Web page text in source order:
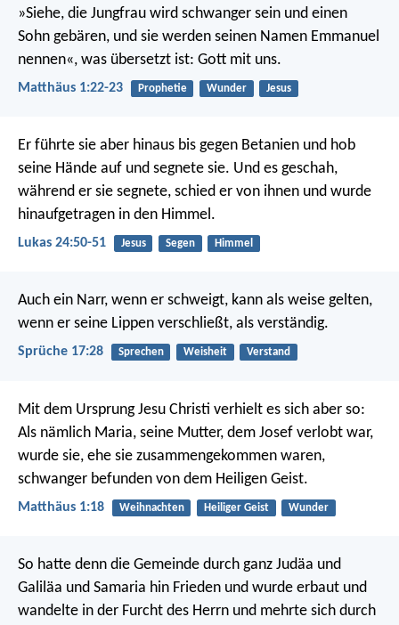
»Siehe, die Jungfrau wird schwanger sein und einen
Sohn gebären, und sie werden seinen Namen Emmanuel
nennen«, was übersetzt ist: Gott mit uns.
Matthäus 1:22-23 Prophetie Wunder Jesus
Er führte sie aber hinaus bis gegen Betanien und hob
seine Hände auf und segnete sie. Und es geschah,
während er sie segnete, schied er von ihnen und wurde
hinaufgetragen in den Himmel.
Lukas 24:50-51 Jesus Segen Himmel
Auch ein Narr, wenn er schweigt, kann als weise gelten,
wenn er seine Lippen verschließt, als verständig.
Sprüche 17:28 Sprechen Weisheit Verstand
Mit dem Ursprung Jesu Christi verhielt es sich aber so:
Als nämlich Maria, seine Mutter, dem Josef verlobt war,
wurde sie, ehe sie zusammengekommen waren,
schwanger befunden von dem Heiligen Geist.
Matthäus 1:18 Weihnachten Heiliger Geist Wunder
So hatte denn die Gemeinde durch ganz Judäa und
Galiläa und Samaria hin Frieden und wurde erbaut und
wandelte in der Furcht des Herrn und mehrte sich durch